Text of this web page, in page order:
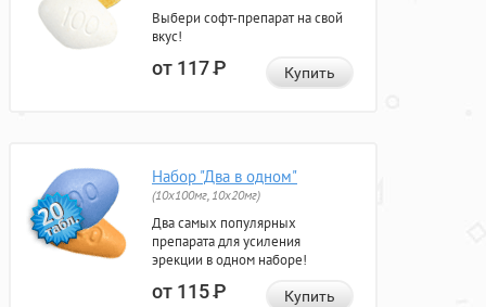
Выбери софт-препарат на свой
вкус!
от 117Р Купить
Набор "Два в одном"
(10x100мг, 10x20мг)
Два самых популярных
препарата для усиления
эрекции в одном наборе!
от 115Р Купить